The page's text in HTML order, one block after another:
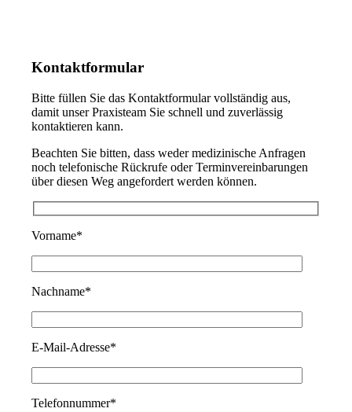
Kontaktformular
Bitte füllen Sie das Kontaktformular vollständig aus,
damit unser Praxisteam Sie schnell und zuverlässig
kontaktieren kann.
Beachten Sie bitten, dass weder medizinische Anfragen
noch telefonische Rückrufe oder Terminvereinbarungen
über diesen Weg angefordert werden können.
Vorname*
Nachname*
E-Mail-Adresse*
Telefonnummer*